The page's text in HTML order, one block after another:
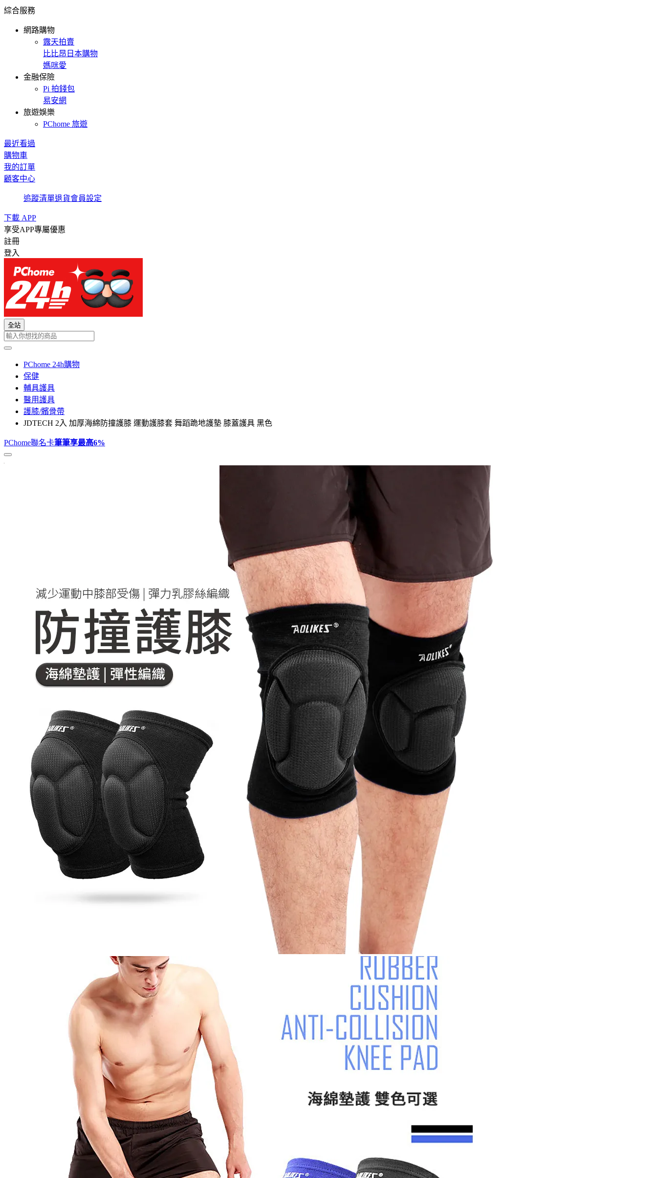
綜合服務
網路購物
露天拍賣
比比昂日本購物
媽咪愛
金融保險
Pi 拍錢包
易安網
旅遊娛樂
PChome 旅遊
最近看過
購物車
我的訂單
顧客中心
追蹤清單退貨會員設定
下載 APP
享受APP專屬優惠
註冊
登入
全站
PChome 24h購物
保健
輔具護具
醫用護具
護膝/髕骨帶
JDTECH 2入 加厚海綿防撞護膝 運動護膝套 舞蹈跪地護墊 膝蓋護具 黑色
PChome聯名卡筆筆享最高6%